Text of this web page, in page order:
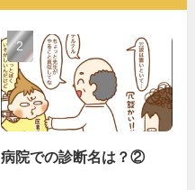
病院での診断名は？②